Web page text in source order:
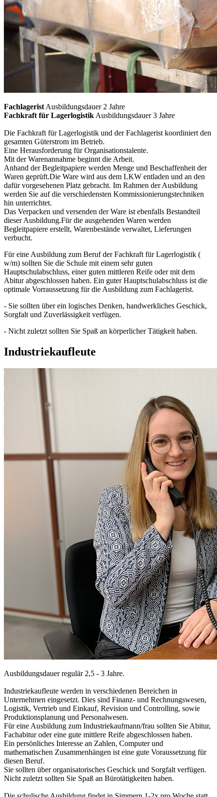
Fachlagerist Ausbildungsdauer 2 Jahre
Fachkraft für Lagerlogistik Ausbildungsdauer 3 Jahre
Die Fachkraft für Lagerlogistik und der Fachlagerist koordiniert den
gesamten Güterstrom im Betrieb.
Eine Herausforderung für Organisationstalente.
Mit der Warenannahme beginnt die Arbeit.
Anhand der Begleitpapiere werden Menge und Beschaffenheit der
Waren geprüft.Die Ware wird aus dem LKW entladen und an den
dafür vorgesehenen Platz gebracht. Im Rahmen der Ausbildung
werden Sie auf die verschiedensten Kommissionierungstechniken
hin unterrichtet.
Das Verpacken und versenden der Ware ist ebenfalls Bestandteil
dieser Ausbildung.Für die ausgehenden Waren werden
Begleitpapiere erstellt, Warenbestände verwaltet, Lieferungen
verbucht.
Für eine Ausbildung zum Beruf der Fachkraft für Lagerlogistik (
w/m) sollten Sie die Schule mit einem sehr guten
Hauptschulabschluss, einer guten mittleren Reife oder mit dem
Abitur abgeschlossen haben. Ein guter Hauptschulabschluss ist die
optimale Vorraussetzung für die Ausbildung zum Fachlagerist.
- Sie sollten über ein logisches Denken, handwerkliches Geschick,
Sorgfalt und Zuverlässigkeit verfügen.
- Nicht zuletzt sollten Sie Spaß an körperlicher Tätigkeit haben.
Industriekaufleute
Ausbildungsdauer regulär 2,5 - 3 Jahre.
Industriekaufleute werden in verschiedenen Bereichen in
Unternehmen eingesetzt. Dies sind Finanz- und Rechnungswesen,
Logistik, Vertrieb und Einkauf, Revision und Controlling, sowie
Produktionsplanung und Personalwesen.
Für eine Ausbildung zum Industriekaufmann/frau sollten Sie Abitur,
Fachabitur oder eine gute mittlere Reife abgeschlossen haben.
Ein persönliches Interesse an Zahlen, Computer und
mathematischen Zusammenhängen ist eine gute Voraussetzung für
diesen Beruf.
Sie sollten über organisatorisches Geschick und Sorgfalt verfügen.
Nicht zuletzt sollten Sie Spaß an Bürotätigkeiten haben.